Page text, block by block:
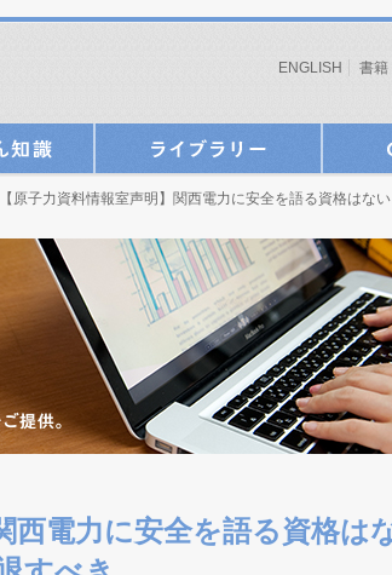
ENGLISH 書籍
原子力資料情報室声明】関西電力に安全を語る資格はな
西電力に安全を語る資格は